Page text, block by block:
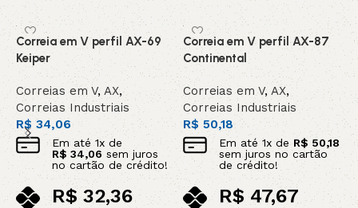
Correia em V perfil AX-69
Keiper
Correias em V, AX,
Correias Industriais
R$ 34,06
Em até1x de
R$ 34,06 sem juros
no cartão de crédito!
R$32,36
Correia em V perfil AX-87
Continental
Correias em V, AX,
Correias Industriais
R$ 50,18
Em até 1x de R$ 50,18
sem juros no cartão
de crédito!
R$ 47,67